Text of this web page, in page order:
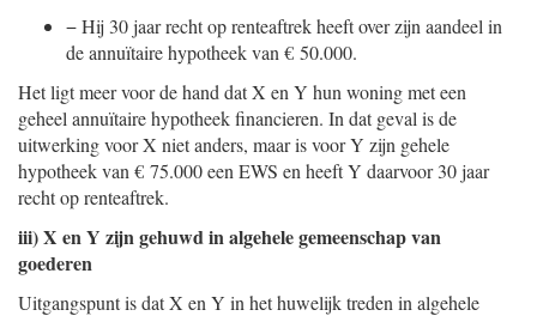
−Hij 30 jaar recht op renteaftrek heeft over zijn aandeel in
de annuïtaire hypotheek van € 50.000.
Het ligt meer voor de hand dat X en Y hun woning met een
geheel annuïtaire hypotheek financieren. In dat geval is de
uitwerking voor X niet anders, maar is voor Y zijn gehele
hypotheek van € 75.000 een EWS en heeft Y daarvoor 30 jaar
recht op renteaftrek.
iii) X en Y zijn gehuwd in algehele gemeenschap van
goederen
Uitgangspunt is dat X en Y in het huwelijk treden in algehele